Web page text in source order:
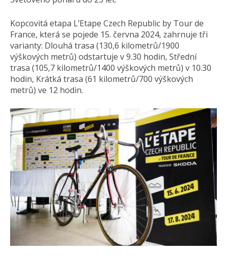
Kopcovitá etapa L’Etape Czech Republic by Tour de
France, která se pojede 15. června 2024, zahrnuje tři
varianty: Dlouhá trasa (130,6 kilometrů/1900
výškových metrů) odstartuje v 9.30 hodin, Střední
trasa (105,7 kilometrů/1400 výškových metrů) v 10.30
hodin, Krátká trasa (61 kilometrů/700 výškových
metrů) ve 12 hodin.